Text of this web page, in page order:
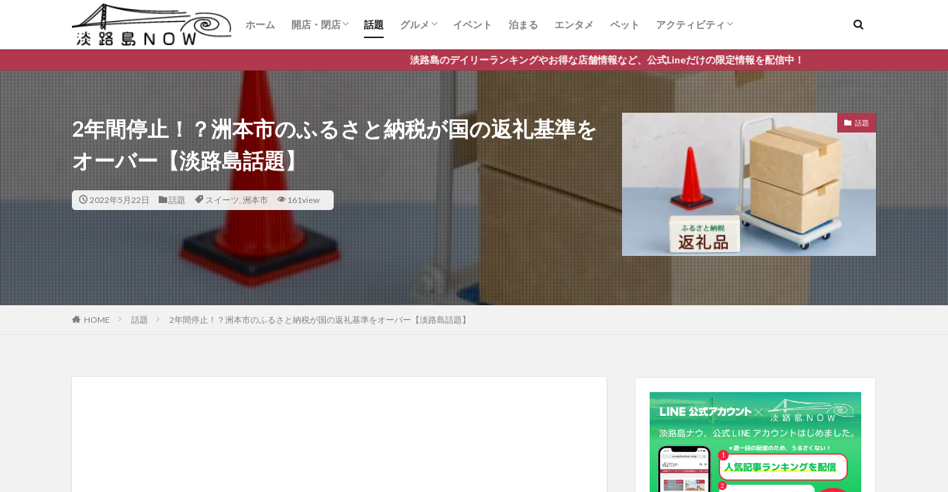
ホーム 開店・閉店 話題 グルメ
スイーツ
ランチ
ラーメン
イベント 泊まる エンタメ ペット アクティビティ
デートスポット
釣り
淡路島のデイリーランキングやお得な店舗情報など、公式Lineだけの限定情報を配信中！
2年間停止！？洲本市のふるさと納税が国の返礼基準を
オーバー【淡路島話題】
2022年5月22日 話題 スイーツ, 洲本市 161view
話題
HOME 話題 2年間停止！？洲本市のふるさと納税が国の返礼基準をオーバー【淡路島話題】